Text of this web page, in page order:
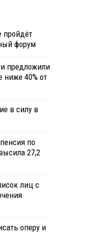
пройдёт
форум
предложили
ниже 40% от
в силу в
по
27,2
лиц с
оперу и